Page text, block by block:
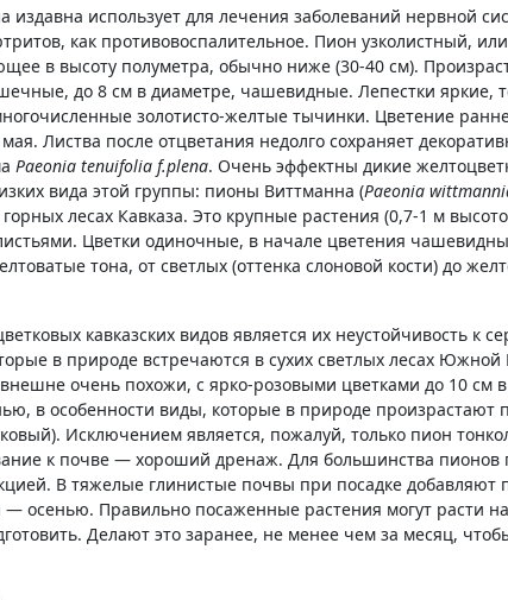
использует для лечения заболеваний нервной
как противовоспалительное. Пион узколистный,
в высоту полуметра, обычно ниже (30-40 см).
до 8 см в диаметре, чашевидные. Лепестки яркие,
золотисто-желтые тычинки. Цветение
Листва после отцветания недолго сохраняет
Paeonia tenuifolia f.plena. Очень эффектны дикие
вида этой группы: пионы Виттманна (Paeonia
лесах Кавказа. Это крупные растения (0,7-1 м
Цветки одиночные, в начале цветения
тона, от светлых (оттенка слоновой кости) до
кавказских видов является их неустойчивость к
в природе встречаются в сухих светлых лесах
очень похожи, с ярко-розовыми цветками до 10 см
в особенности виды, которые в природе произрастают
Исключением является, пожалуй, только пион
к почве — хороший дренаж. Для большинства пионов
В тяжелые глинистые почвы при посадке
осенью. Правильно посаженные растения могут расти на
Делают это заранее, не менее чем за месяц,